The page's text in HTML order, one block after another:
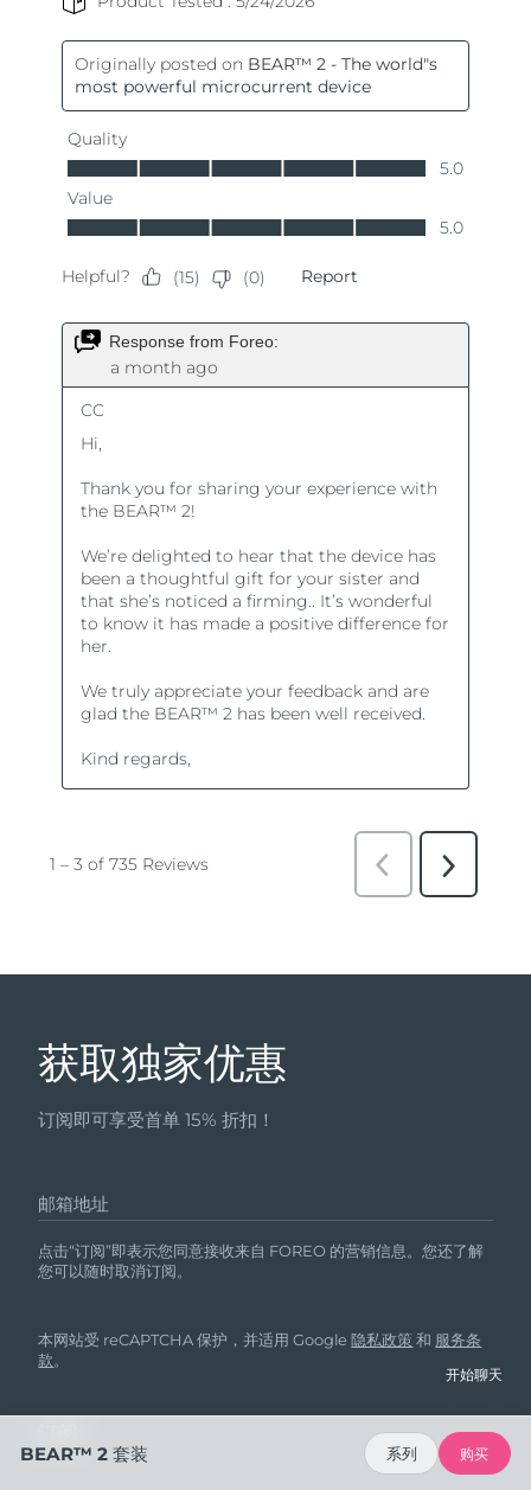
获取独家优惠
订阅即可享受首单 15% 折扣！
邮箱地址
点击“订阅”即表示您同意接收来自 FOREO 的营销信息。您还了解
您可以随时取消订阅。
本网站受 reCAPTCHA 保护，并适用 Google隐私政策 和 服务条
款。
开始聊天
BEAR™ 2 套装 系列 购买